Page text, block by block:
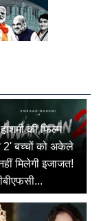
की फिल्म
2' बच्चों को अकेले
मिलेगी इजाजत!